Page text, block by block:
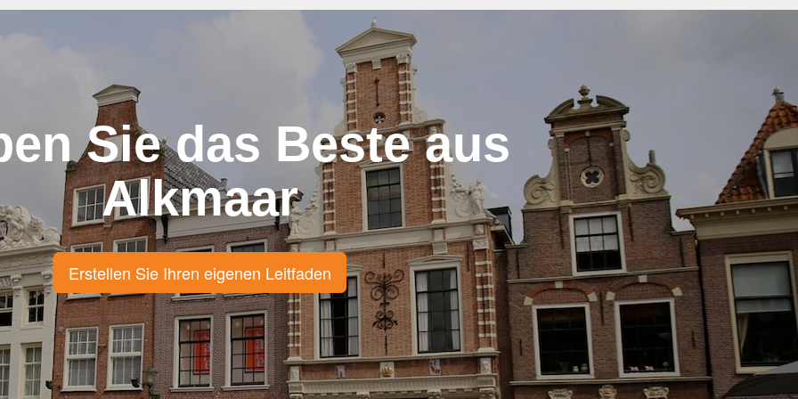
Sie das Beste aus
Alkmaar
Erstellen Sie Ihren eigenen Leitfaden